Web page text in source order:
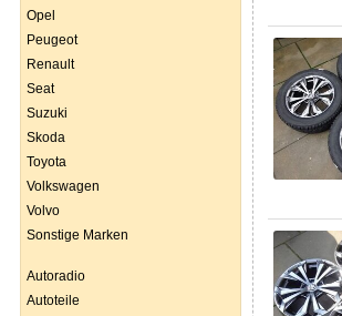
Opel
Peugeot
Renault
Seat
Suzuki
Skoda
Toyota
Volkswagen
Volvo
Sonstige Marken
Autoradio
Autoteile